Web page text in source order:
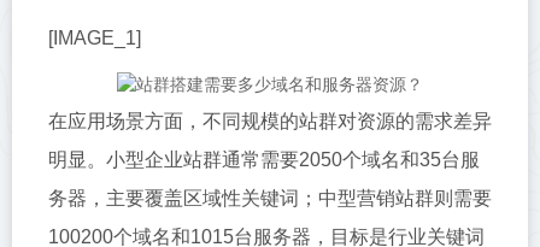
[IMAGE_1]
在应用场景方面，不同规模的站群对资源的需求差异
明显。小型企业站群通常需要2050个域名和35台服
务器，主要覆盖区域性关键词；中型营销站群则需要
100200个域名和1015台服务器，目标是行业关键词